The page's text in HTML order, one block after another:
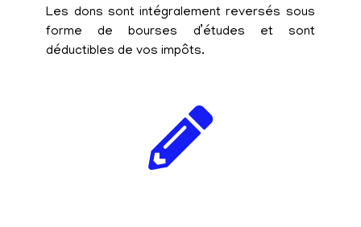
Les dons sont intégralement reversés sous
forme de bourses d’études et sont
déductibles de vos impôts.